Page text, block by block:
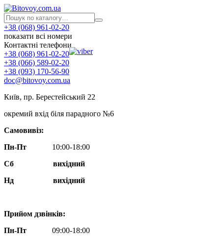
+38 (068) 961-02-20
показати всі номери
Контактні телефони
+38 (068) 961-02-20
+38 (066) 589-02-20
+38 (093) 170-56-90
doc@bitovoy.com.ua
Київ, пр. Берестейський 22
окремий вхід біля парадного №6
Самовивіз:
Пн-Пт
10:00-18:00
Сб
вихідний
Нд
вихідний
Прийом дзвінків:
Пн-Пт
09:00-18:00